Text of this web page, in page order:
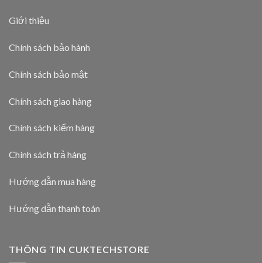
Giới thiệu
Chính sách bảo hành
Chính sách bảo mật
Chính sách giao hàng
Chính sách kiểm hàng
Chính sách trả hàng
Hướng dẫn mua hàng
Hướng dẫn thanh toán
THÔNG TIN CUKTECHSTORE